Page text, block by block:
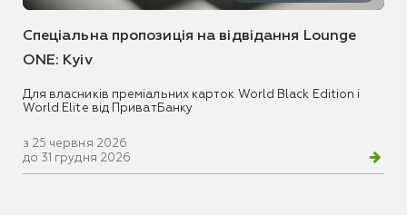
Спеціальна пропозиція на відвідання Lounge
ONE: Kyiv
Для власників преміальних карток World Black Edition і
World Elite від ПриватБанку
з 25 червня 2026
до 31 грудня 2026